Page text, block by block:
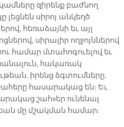
զիրենք բաժնող
լեցնեն սիրոյ անկեղծ
հեռաձայնի եւ այլ
սիրալիր ողջոյններով
համար մտահոգուելով եւ
հակառակ
իրենց ձգտումները,
հասարակաց են։ Եւ
շահ»եր ունենալ
մը մշակման համար։